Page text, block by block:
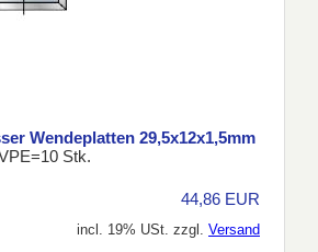
Wendeplatten 29,5x12x1,5mm
Stk.
44,86 EUR
incl. 19% USt. zzgl. Versand